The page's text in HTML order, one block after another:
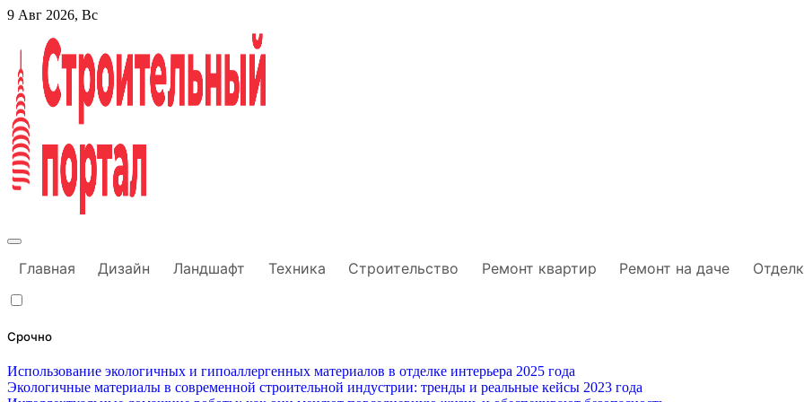
Перейти
содержанию
9 Авг 2026, Вс
Главная Дизайн Ландшафт Техника Строительство Ремонт квартир Ремонт на даче
Срочно
Использование экологичных и гипоаллергенных материалов в отделке интерьера 2025 года
Экологичные материалы в современной строительной индустрии: тренды и реальные кейсы 2023 года